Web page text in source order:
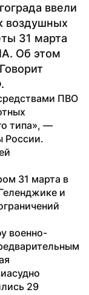
ввели
воздушных
31 марта
Об этом
ПВО
типа», —
России.
31 марта в
и
военно-
29